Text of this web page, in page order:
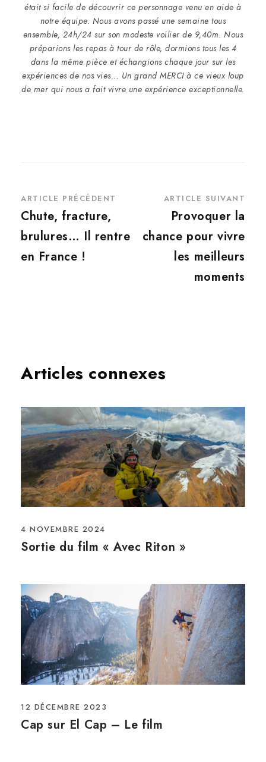
était si facile de découvrir ce personnage venu en aide à
notre équipe. Nous avons passé une semaine tous
ensemble, 24h/24 sur son modeste voilier de 9,40m. Nous
préparions les repas à tour de rôle, dormions tous les 4
dans la même pièce et échangions chaque jour sur les
expériences de nos vies... Un grand MERCI à ce vieux loup
de mer qui nous a fait vivre une expérience exceptionnelle.
ARTICLE PRÉCÉDENT
Chute, fracture,
brulures… Il rentre
en France !
ARTICLE SUIVANT
Provoquer la
chance pour vivre
les meilleurs
moments
Articles connexes
4 NOVEMBRE 2024
Sortie du film « Avec Riton »
12 DÉCEMBRE 2023
Cap sur El Cap – Le film